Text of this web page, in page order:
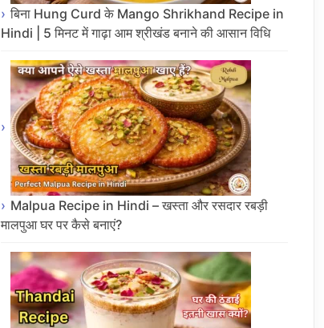
बिना Hung Curd के Mango Shrikhand Recipe in
Hindi | 5 मिनट में गाढ़ा आम श्रीखंड बनाने की आसान विधि
Malpua Recipe in Hindi – खस्ता और रसदार रबड़ी
मालपुआ घर पर कैसे बनाएं?